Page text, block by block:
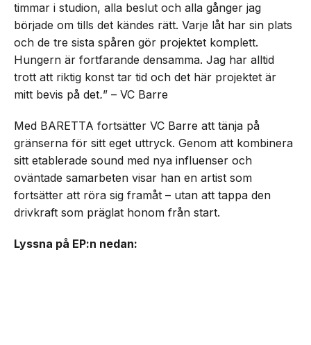
timmar i studion, alla beslut och alla gånger jag
började om tills det kändes rätt. Varje låt har sin plats
och de tre sista spåren gör projektet komplett.
Hungern är fortfarande densamma. Jag har alltid
trott att riktig konst tar tid och det här projektet är
mitt bevis på det.” – VC Barre
Med BARETTA fortsätter VC Barre att tänja på
gränserna för sitt eget uttryck. Genom att kombinera
sitt etablerade sound med nya influenser och
oväntade samarbeten visar han en artist som
fortsätter att röra sig framåt – utan att tappa den
drivkraft som präglat honom från start.
Lyssna på EP:n nedan: